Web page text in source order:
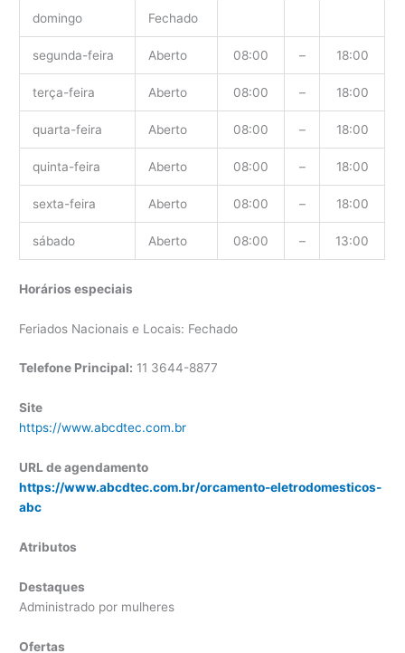
domingo Fechado
segunda-feira Aberto 08:00 – 18:00
terça-feira Aberto 08:00 – 18:00
quarta-feira Aberto 08:00 – 18:00
quinta-feira Aberto 08:00 – 18:00
sexta-feira Aberto 08:00 – 18:00
sábado Aberto 08:00 – 13:00
Horários especiais
Feriados Nacionais e Locais: Fechado
Telefone Principal: 11 3644-8877
Site
https://www.abcdtec.com.br
URL de agendamento
https://www.abcdtec.com.br/orcamento-eletrodomesticos-
abc
Atributos
Destaques
Administrado por mulheres
Ofertas